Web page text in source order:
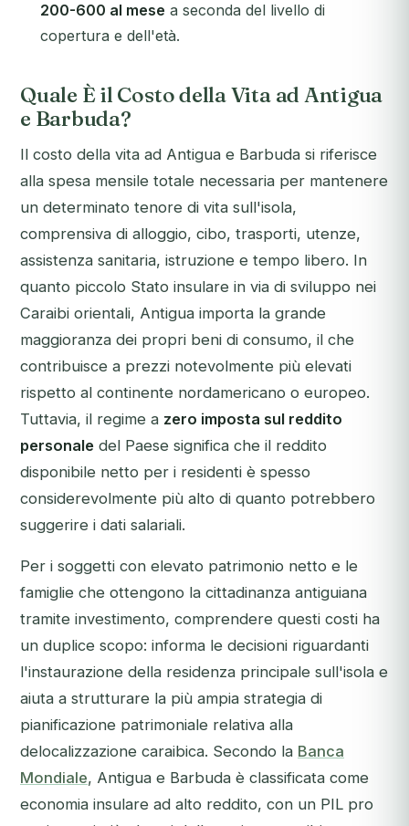
200-600 al mese a seconda del livello di
copertura e dell'età.
Quale È il Costo della Vita ad Antigua
e Barbuda?
Il costo della vita ad Antigua e Barbuda si riferisce
alla spesa mensile totale necessaria per mantenere
un determinato tenore di vita sull'isola,
comprensiva di alloggio, cibo, trasporti, utenze,
assistenza sanitaria, istruzione e tempo libero. In
quanto piccolo Stato insulare in via di sviluppo nei
Caraibi orientali, Antigua importa la grande
maggioranza dei propri beni di consumo, il che
contribuisce a prezzi notevolmente più elevati
rispetto al continente nordamericano o europeo.
Tuttavia, il regime a zero imposta sul reddito
personale del Paese significa che il reddito
disponibile netto per i residenti è spesso
considerevolmente più alto di quanto potrebbero
suggerire i dati salariali.
Per i soggetti con elevato patrimonio netto e le
famiglie che ottengono la cittadinanza antiguiana
tramite investimento, comprendere questi costi ha
un duplice scopo: informa le decisioni riguardanti
l'instaurazione della residenza principale sull'isola e
aiuta a strutturare la più ampia strategia di
pianificazione patrimoniale relativa alla
delocalizzazione caraibica. Secondo la Banca
Mondiale, Antigua e Barbuda è classificata come
economia insulare ad alto reddito, con un PIL pro